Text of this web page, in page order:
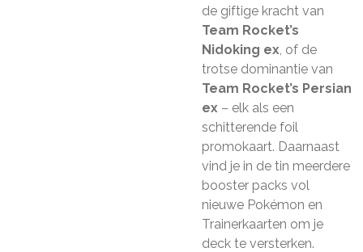
de giftige kracht van
Team Rocket’s
Nidoking ex, of de
trotse dominantie van
Team Rocket’s Persian
ex – elk als een
schitterende foil
promokaart. Daarnaast
vind je in de tin meerdere
booster packs vol
nieuwe Pokémon en
Trainerkaarten om je
deck te versterken.